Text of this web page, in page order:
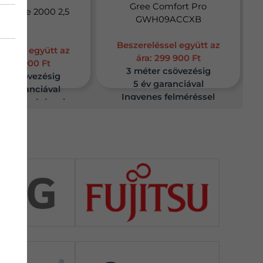
2000 2,5
együtt az
239 900 Ft
csövezésig
év garanciával
felméréssel
Gree Comfort Pro
GWH09ACCXB
Beszereléssel együtt az
ára: 299 900 Ft
3 méter csövezésig
5 év garanciával
Ingyenes felméréssel